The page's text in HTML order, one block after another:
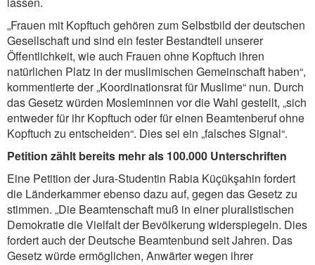
„Frauen mit Kopftuch gehören zum Selbstbild der deutschen
Gesellschaft und sind ein fester Bestandteil unserer
Öffentlichkeit, wie auch Frauen ohne Kopftuch ihren
natürlichen Platz in der muslimischen Gemeinschaft haben“,
kommentierte der „Koordinationsrat für Muslime“ nun. Durch
das Gesetz würden Mosleminnen vor die Wahl gestellt, „sich
entweder für ihr Kopftuch oder für einen Beamtenberuf ohne
Kopftuch zu entscheiden“. Dies sei ein „falsches Signal“.
Petition zählt bereits mehr als 100.000 Unterschriften
Eine Petition der Jura-Studentin Rabia Küçükşahin fordert
die Länderkammer ebenso dazu auf, gegen das Gesetz zu
stimmen. „Die Beamtenschaft muß in einer pluralistischen
Demokratie die Vielfalt der Bevölkerung widerspiegeln. Dies
fordert auch der Deutsche Beamtenbund seit Jahren. Das
Gesetz würde ermöglichen, Anwärter wegen ihrer